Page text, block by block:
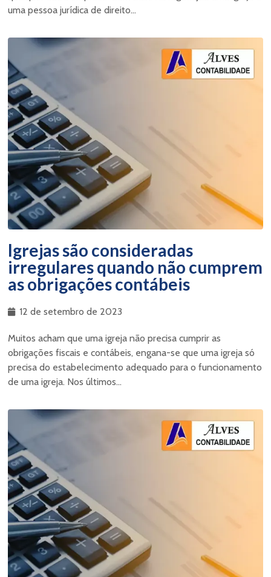
uma pessoa jurídica de direito...
Igrejas são consideradas
irregulares quando não cumprem
as obrigações contábeis
12 de setembro de 2023
Muitos acham que uma igreja não precisa cumprir as
obrigações fiscais e contábeis, engana-se que uma igreja só
precisa do estabelecimento adequado para o funcionamento
de uma igreja. Nos últimos...